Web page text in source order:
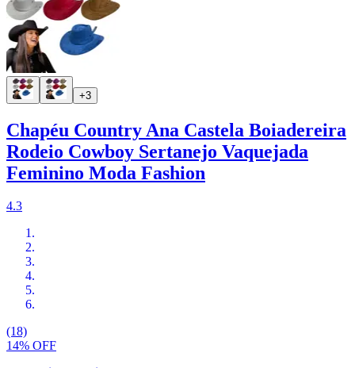
+3
Chapéu Country Ana Castela Boiadereira
Rodeio Cowboy Sertanejo Vaquejada
Feminino Moda Fashion
4.3
(18)
14% OFF